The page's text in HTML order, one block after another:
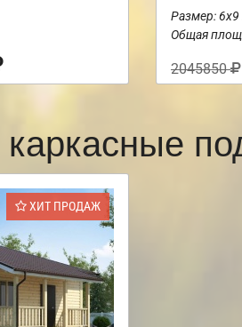
Размер:
Общая
2045850
ХИТ ПРОДАЖ